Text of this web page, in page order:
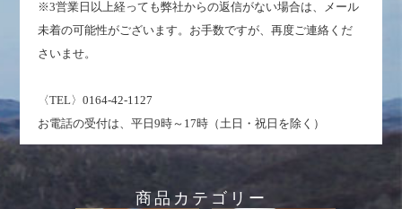
※3営業日以上経っても弊社からの返信がない場合は、メール
未着の可能性がございます。お手数ですが、再度ご連絡くだ
さいませ。
〈TEL〉0164-42-1127
お電話の受付は、平日9時～17時（土日・祝日を除く）
商品カテゴリー